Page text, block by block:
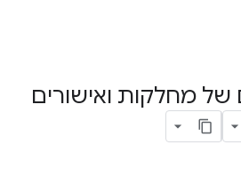
של מחלקות ואישורים